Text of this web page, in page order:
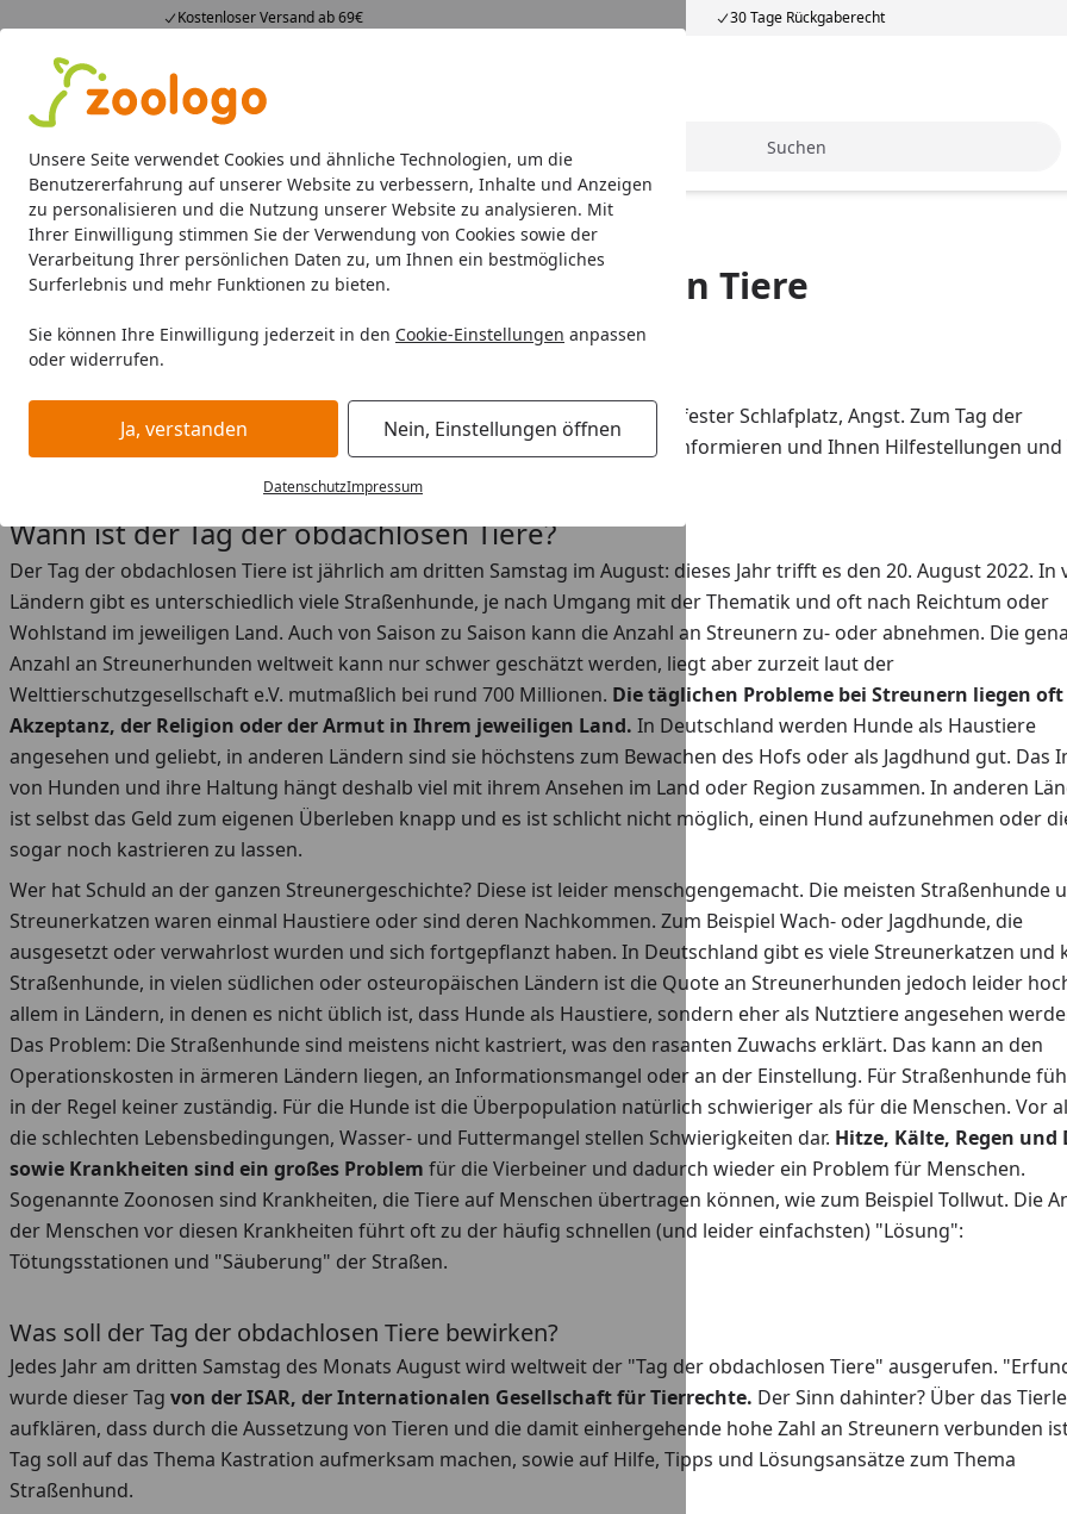
Unsere Seite verwendet Cookies und ähnliche Technologien, um die
Benutzererfahrung auf unserer Website zu verbessern, Inhalte und Anzeigen
zu personalisieren und die Nutzung unserer Website zu analysieren. Mit
Ihrer Einwilligung stimmen Sie der Verwendung von Cookies sowie der
Verarbeitung Ihrer persönlichen Daten zu, um Ihnen ein bestmögliches
Surferlebnis und mehr Funktionen zu bieten.
Sie können Ihre Einwilligung jederzeit in den Cookie-Einstellungen anpassen
oder widerrufen.
Ja, verstanden Nein, Einstellungen öffnen
DatenschutzImpressum
Kostenloser Versand ab 69€ 30 Tage Rückgaberecht
4,74
23.587 Bewertungen
Alle Produkte
Alle Produkte Angebote Neuheiten Sommerhits Suche
Startseite
Straßenhunde
Straßenhund: Der Tag der obdachlosen Tiere
Lesezeit: 10 min.
Erstellt am: 20.08.2022,
Ein Straßenhund hat oft ein schweres Los. Jeden Tag auf Futtersuche, kein fester Schlafplatz, Angst. Zum Tag der
obdachlosen Tiere möchten wir deshalb über die liebenswerten Streuner informieren und Ihnen Hilfestellungen und
zum Umgang mit Straßenhunden geben.
Wann ist der Tag der obdachlosen Tiere?
Der Tag der obdachlosen Tiere ist jährlich am dritten Samstag im August: dieses Jahr trifft es den 20. August 2022. In
Ländern gibt es unterschiedlich viele Straßenhunde, je nach Umgang mit der Thematik und oft nach Reichtum oder
Wohlstand im jeweiligen Land. Auch von Saison zu Saison kann die Anzahl an Streunern zu- oder abnehmen. Die
Anzahl an Streunerhunden weltweit kann nur schwer geschätzt werden, liegt aber zurzeit laut der
Welttierschutzgesellschaft e.V. mutmaßlich bei rund 700 Millionen. Die täglichen Probleme bei Streunern liegen
Akzeptanz, der Religion oder der Armut in Ihrem jeweiligen Land. In Deutschland werden Hunde als Haustiere
angesehen und geliebt, in anderen Ländern sind sie höchstens zum Bewachen des Hofs oder als Jagdhund gut. Das
von Hunden und ihre Haltung hängt deshalb viel mit ihrem Ansehen im Land oder Region zusammen. In anderen
ist selbst das Geld zum eigenen Überleben knapp und es ist schlicht nicht möglich, einen Hund aufzunehmen oder
sogar noch kastrieren zu lassen.
Wer hat Schuld an der ganzen Streunergeschichte? Diese ist leider menschgengemacht. Die meisten Straßenhunde
Streunerkatzen waren einmal Haustiere oder sind deren Nachkommen. Zum Beispiel Wach- oder Jagdhunde, die
ausgesetzt oder verwahrlost wurden und sich fortgepflanzt haben. In Deutschland gibt es viele Streunerkatzen und
Straßenhunde, in vielen südlichen oder osteuropäischen Ländern ist die Quote an Streunerhunden jedoch leider
allem in Ländern, in denen es nicht üblich ist, dass Hunde als Haustiere, sondern eher als Nutztiere angesehen
Das Problem: Die Straßenhunde sind meistens nicht kastriert, was den rasanten Zuwachs erklärt. Das kann an den
Operationskosten in ärmeren Ländern liegen, an Informationsmangel oder an der Einstellung. Für Straßenhunde
in der Regel keiner zuständig. Für die Hunde ist die Überpopulation natürlich schwieriger als für die Menschen. Vor
die schlechten Lebensbedingungen, Wasser- und Futtermangel stellen Schwierigkeiten dar. Hitze, Kälte, Regen und
sowie Krankheiten sind ein großes Problem für die Vierbeiner und dadurch wieder ein Problem für Menschen.
Sogenannte Zoonosen sind Krankheiten, die Tiere auf Menschen übertragen können, wie zum Beispiel Tollwut. Die
der Menschen vor diesen Krankheiten führt oft zu der häufig schnellen (und leider einfachsten) "Lösung":
Tötungsstationen und "Säuberung" der Straßen.
Was soll der Tag der obdachlosen Tiere bewirken?
Jedes Jahr am dritten Samstag des Monats August wird weltweit der "Tag der obdachlosen Tiere" ausgerufen.
wurde dieser Tag von der ISAR, der Internationalen Gesellschaft für Tierrechte. Der Sinn dahinter? Über das
aufklären, dass durch die Aussetzung von Tieren und die damit einhergehende hohe Zahl an Streunern verbunden
Tag soll auf das Thema Kastration aufmerksam machen, sowie auf Hilfe, Tipps und Lösungsansätze zum Thema
Straßenhund.